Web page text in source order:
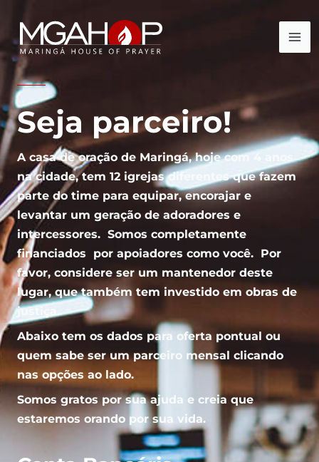
para
o
conteúdo
Seja parceiro!
A casa de oração de Maringá, hoje com 4 anos
na cidade, tem 12 igrejas diferentes que fazem
parte do time para equipar, encorajar e
levantar um geração de adoradores e
intercessores. Somos completamente
financiados por apoiadores como você. Por
favor, considere ser um mantenedor deste
lugar, que também tem investido em obras de
justiça.
Abaixo tem os dados para oferta pontual ou
quem sabe ser um parceiro mensal clicando
nas opções ao lado.
Somos gratos por sua ajuda e creia que
estaremos orando por sua vida.